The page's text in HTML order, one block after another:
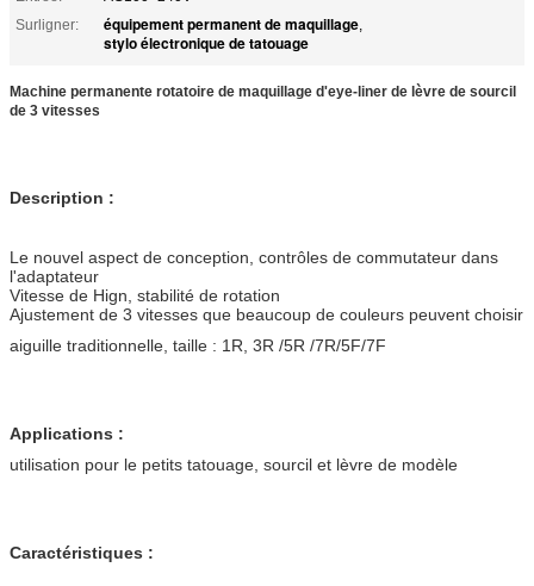
Surligner:
équipement permanent de maquillage,
stylo électronique de tatouage
Machine permanente rotatoire de maquillage d'eye-liner de lèvre de sourcil
de 3 vitesses
Description :
Le nouvel aspect de conception, contrôles de commutateur dans
l'adaptateur
Vitesse de Hign, stabilité de rotation
Ajustement de 3 vitesses que beaucoup de couleurs peuvent choisir
aiguille traditionnelle, taille : 1R, 3R /5R /7R/5F/7F
Applications :
utilisation pour le petits tatouage, sourcil et lèvre de modèle
Caractéristiques :